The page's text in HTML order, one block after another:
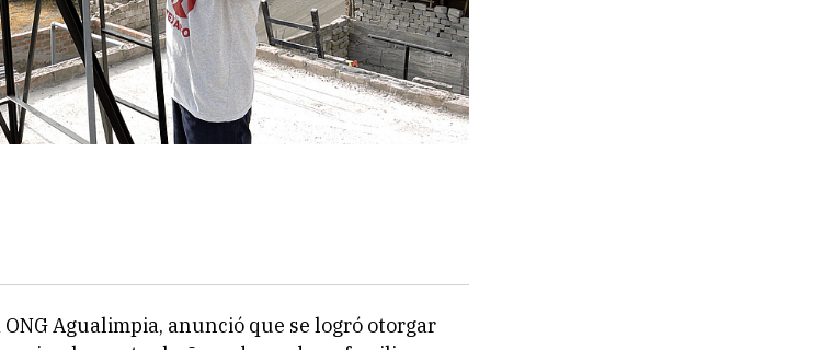
ONG Agualimpia, anunció que se logró otorgar